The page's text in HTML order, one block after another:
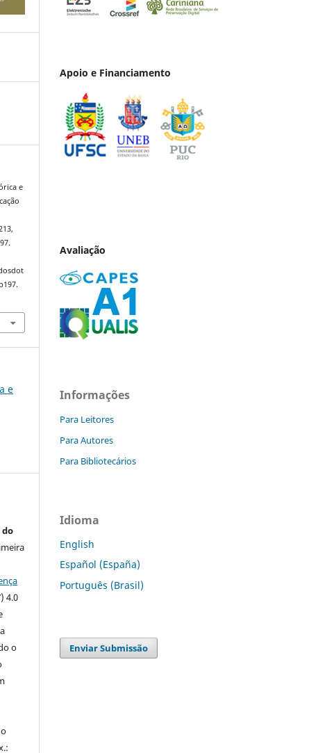
e
e
do
4.0
o
Apoio e Financiamento
Avaliação
Informações
Para Leitores
Para Autores
Para Bibliotecários
Idioma
English
Español (España)
Português (Brasil)
Enviar Submissão